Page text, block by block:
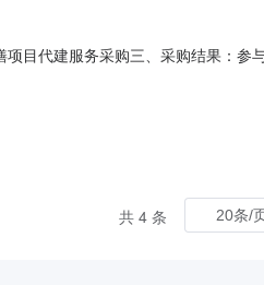
目代建服务采购三、采购结果：参
罗区西陂街道龙腾社区龙岩大道中
共 4 条